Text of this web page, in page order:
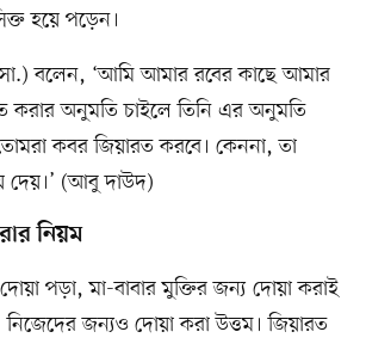
হয়ে পড়েন।
বলেন, ‘আমি আমার রবের কাছে আমার
করার অনুমতি চাইলে তিনি এর অনুমতি
কবর জিয়ারত করবে। কেননা, তা
দেয়।’ (আবু দাউদ)
নিয়ম
পড়া, মা-বাবার মুক্তির জন্য দোয়া করাই
নিজেদের জন্যও দোয়া করা উত্তম। জিয়ারত